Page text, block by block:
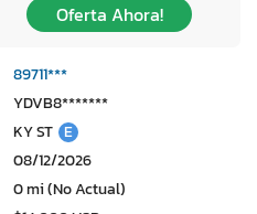
Oferta Ahora!
89711***
YDVB8*******
KY ST E
08/12/2026
0 mi (No Actual)